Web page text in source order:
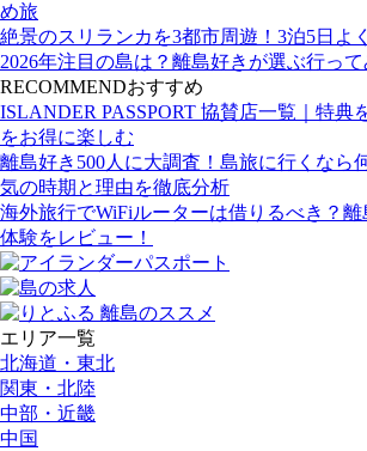
め旅
絶景のスリランカを3都市周遊！3泊5日よ
2026年注目の島は？離島好きが選ぶ行っ
RECOMMENDおすすめ
ISLANDER PASSPORT 協賛店一覧｜特典
をお得に楽しむ
離島好き500人に大調査！島旅に行くなら
気の時期と理由を徹底分析
海外旅行でWiFiルーターは借りるべき？
体験をレビュー！
エリア一覧
北海道・東北
関東・北陸
中部・近畿
中国